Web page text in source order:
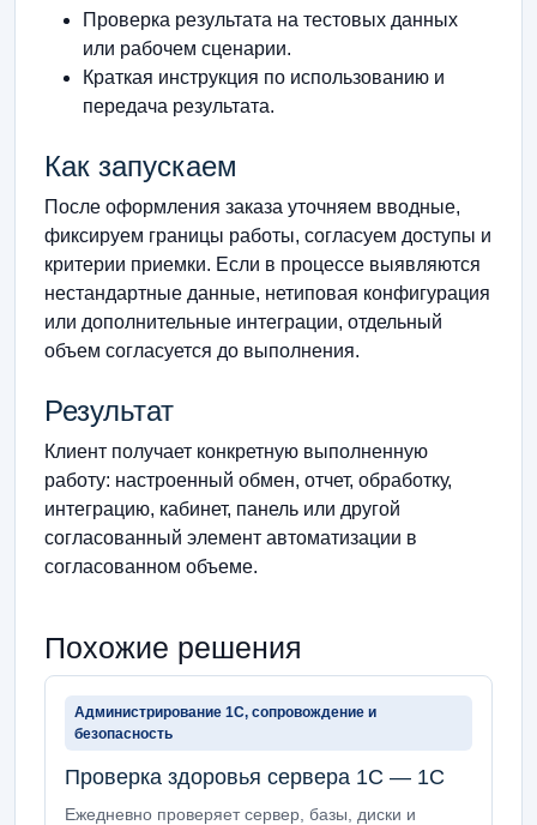
Проверка результата на тестовых данных
или рабочем сценарии.
Краткая инструкция по использованию и
передача результата.
Как запускаем
После оформления заказа уточняем вводные,
фиксируем границы работы, согласуем доступы и
критерии приемки. Если в процессе выявляются
нестандартные данные, нетиповая конфигурация
или дополнительные интеграции, отдельный
объем согласуется до выполнения.
Результат
Клиент получает конкретную выполненную
работу: настроенный обмен, отчет, обработку,
интеграцию, кабинет, панель или другой
согласованный элемент автоматизации в
согласованном объеме.
Похожие решения
Администрирование 1С, сопровождение и
безопасность
Проверка здоровья сервера 1С — 1С
Ежедневно проверяет сервер, базы, диски и